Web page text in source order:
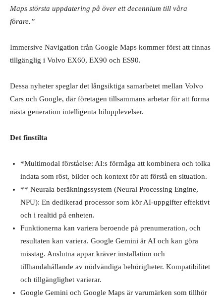
Maps största uppdatering på över ett decennium till våra
förare.”
Immersive Navigation från Google Maps kommer först att finnas
tillgänglig i Volvo EX60, EX90 och ES90.
Dessa nyheter speglar det långsiktiga samarbetet mellan Volvo
Cars och Google, där företagen tillsammans arbetar för att forma
nästa generation intelligenta bilupplevelser.
Det finstilta
*Multimodal förståelse: AI:s förmåga att kombinera och tolka
indata som röst, bilder och kontext för att förstå en situation.
** Neurala beräkningssystem (Neural Processing Engine,
NPU): En dedikerad processor som kör AI-uppgifter effektivt
och i realtid på enheten.
Funktionerna kan variera beroende på prenumeration, och
resultaten kan variera. Google Gemini är AI och kan göra
misstag. Anslutna appar kräver installation och
tillhandahållande av nödvändiga behörigheter. Kompatibilitet
och tillgänglighet varierar.
Google Gemini och Google Maps är varumärken som tillhör